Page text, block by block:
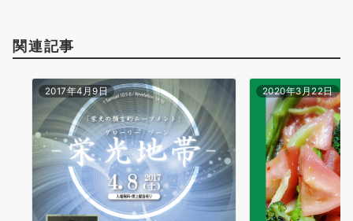
関連記事
2017年4月9日 2020年3月22日